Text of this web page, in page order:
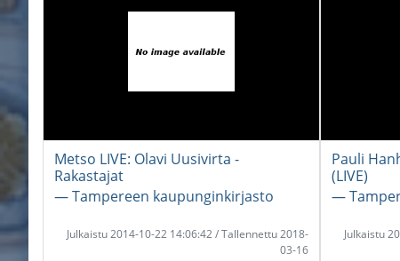
Metso LIVE: Olavi Uusivirta -
Rakastajat
― Tampereen kaupunginkirjasto
Julkaistu 2014-10-22 14:06:42 / Tallennettu 2018-
03-16
Pauli
(LIVE)
―
Julkaistu